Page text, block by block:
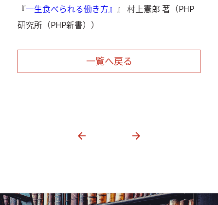
『一生食べられる働き方』 』 村上憲郎 著（PHP
研究所（PHP新書））
一覧へ戻る